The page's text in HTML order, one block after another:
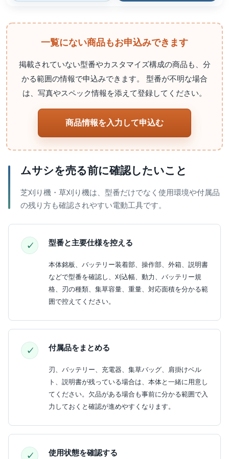
一覧にない商品もお申込みできます
掲載されていない型番やカスタマイズ構成の商品も、分
かる範囲の情報で申込みできます。 型番が不明な場合
は、写真やスペック情報を添えて登録してください。
商品情報を入力して申込む
ムサシを売る前に確認したいこと
芝刈り機・草刈り機は、型番だけでなく使用環境や付属品
の残り方も確認されやすい電動工具です。
型番と主要仕様を控える
本体銘板、バッテリー装着部、操作部、外箱、説明書
などで型番を確認し、刈込幅、動力、バッテリー規
格、刃の種類、集草容量、重量、対応面積を分かる範
囲で控えてください。
付属品をまとめる
刃、バッテリー、充電器、集草バッグ、肩掛けベル
ト、説明書が残っている場合は、本体と一緒に用意し
てください。欠品がある場合も事前に分かる範囲で入
力しておくと確認が進めやすくなります。
使用状態を確認する